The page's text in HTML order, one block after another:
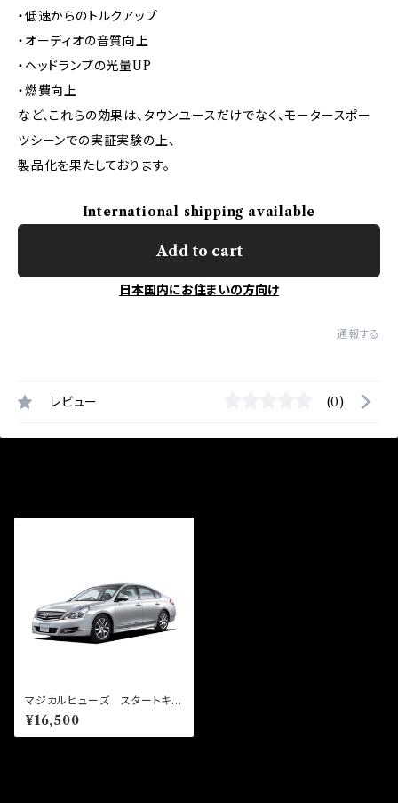
・低速からのトルクアップ
・オーディオの音質向上
・ヘッドランプの光量UP
・燃費向上
など、これらの効果は、タウンユースだけでなく、モータースポー
ツシーンでの実証実験の上、
製品化を果たしております。
International shipping available
Add to cart
日本国内にお住まいの方向け
通報する
レビュー (0)
マジカルヒューズ スタートキッ
ト ティアナ J32 MFN300
15個
¥16,500